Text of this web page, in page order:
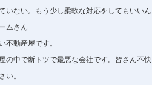
いない。もう少し柔軟な対応をしてもいい
ムさん
不動産屋です。
の中で断トツで最悪な会社です。皆さん不
い。